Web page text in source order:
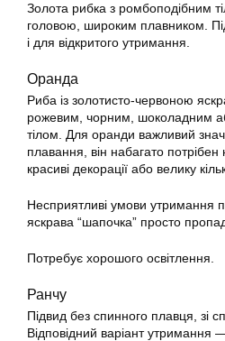
Золота рибка з ромбоподібним
головою, широким плавником.
і для відкритого утримання.
Оранда
Риба із золотисто-червоною
рожевим, чорним, шоколадним
тілом. Для оранди важливий
плавання, він набагато потрібен
красиві декорації або велику
Несприятливі умови утримання
яскрава “шапочка” просто
Потребує хорошого освітлення.
Ранчу
Підвид без спинного плавця, зі
Відповідний варіантутримання —